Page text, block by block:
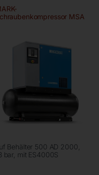
MSA
Behälter 500 AD 2000,
bar, mit ES4000S